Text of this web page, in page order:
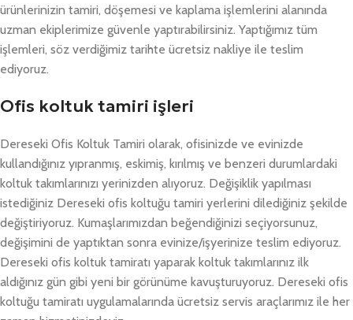
ürünlerinizin tamiri, döşemesi ve kaplama işlemlerini alanında
uzman ekiplerimize güvenle yaptırabilirsiniz. Yaptığımız tüm
işlemleri, söz verdiğimiz tarihte ücretsiz nakliye ile teslim
ediyoruz.
Ofis koltuk tamiri işleri
Dereseki Ofis Koltuk Tamiri olarak, ofisinizde ve evinizde
kullandığınız yıpranmış, eskimiş, kırılmış ve benzeri durumlardaki
koltuk takımlarınızı yerinizden alıyoruz. Değişiklik yapılması
istediğiniz Dereseki ofis koltuğu tamiri yerlerini dilediğiniz şekilde
değiştiriyoruz. Kumaşlarımızdan beğendiğinizi seçiyorsunuz,
değişimini de yaptıktan sonra evinize/işyerinize teslim ediyoruz.
Dereseki ofis koltuk tamiratı yaparak koltuk takımlarınız ilk
aldığınız gün gibi yeni bir görünüme kavuşturuyoruz. Dereseki ofis
koltuğu tamiratı uygulamalarında ücretsiz servis araçlarımız ile her